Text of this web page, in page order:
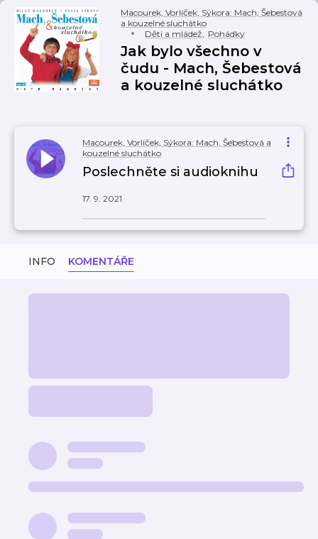
Macourek, Vorlíček, Sýkora: Mach, Šebestová
a kouzelné sluchátko
Děti a mládež, Pohádky
Jak bylo všechno v
čudu - Mach, Šebestová
a kouzelné sluchátko
Macourek, Vorlíček, Sýkora: Mach, Šebestová a
kouzelné sluchátko
Poslechněte si audioknihu
17. 9. 2021
INFO KOMENTÁŘE